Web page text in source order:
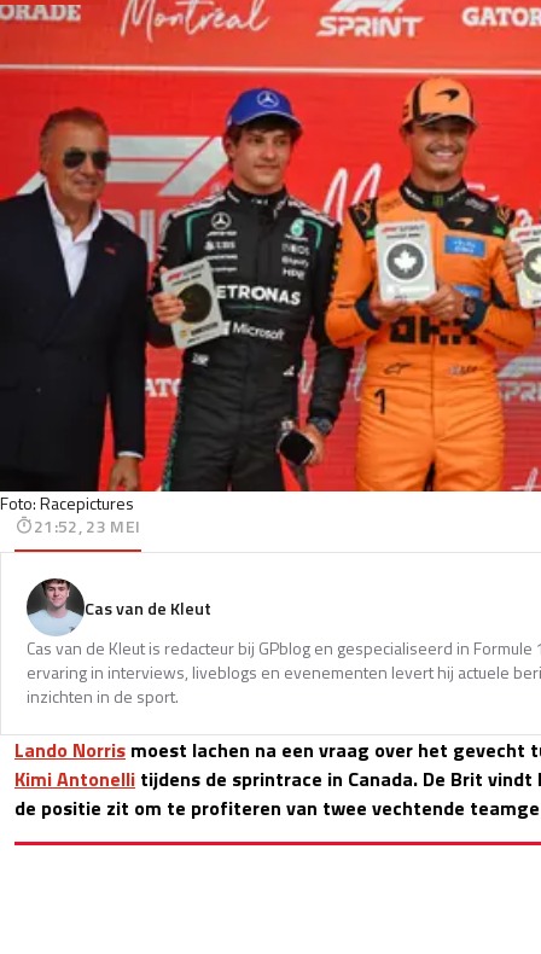
Foto: Racepictures
21:52, 23 MEI
Cas van de Kleut
Cas van de Kleut is redacteur bij GPblog en gespecialiseerd in
ervaring in interviews, liveblogs en evenementen levert hij actuele
inzichten in de sport.
Lando Norris moest lachen na een vraag over het gevecht
Kimi Antonelli tijdens de sprintrace in Canada. De Brit
de positie zit om te profiteren van twee vechtende